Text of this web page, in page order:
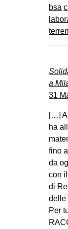
bsa
a
31
[…] A
ha
fino
da
con
di
delle
Per